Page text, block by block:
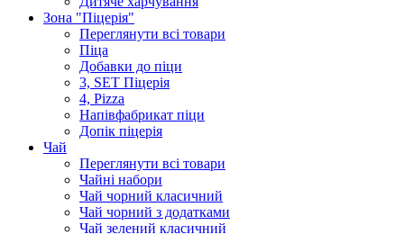
Зона "Піцерія"
Переглянути всі товари
Піца
Добавки до піци
3, SET Піцерія
4, Pizza
Напівфабрикат піци
Допік піцерія
Чай
Переглянути всі товари
Чайні набори
Чай чорний класичний
Чай чорний з додатками
Чай зелений класичний